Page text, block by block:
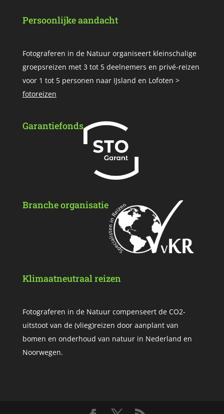
Persoonlijke aandacht
Fotograferen in de Natuur organiseert kleinschalige
groepsreizen met 3 tot 5 deelnemers en privé-reizen
voor 1 tot 5 personen naar IJsland en Lofoten >
fotoreizen
Garantiefonds
Branche organisatie
Klimaatneutraal reizen
Fotograferen in de Natuur compenseert de CO2-
uitstoot van de (vlieg)reizen door aanplant van
bomen en onderhoud van natuur in Nederland en
Noorwegen.